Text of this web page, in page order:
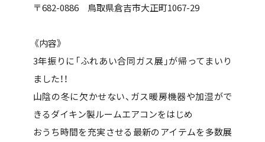
〒682-0886 鳥取県倉吉市大正町1067-29
《内容》
3年振りに「ふれあい合同ガス展」が帰ってまいり
ました！！
山陰の冬に欠かせない、ガス暖房機器や加湿がで
きるダイキン製ルームエアコンをはじめ
おうち時間を充実させる最新のアイテムを多数展